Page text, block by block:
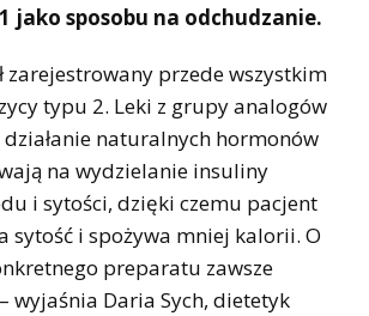
jako sposobu na odchudzanie.
zarejestrowany przede wszystkim
typu 2. Leki z grupy analogów
naturalnych hormonów
na wydzielanie insuliny
i sytości, dzięki czemu pacjent
sytość i spożywa mniej kalorii. O
preparatu zawsze
wyjaśnia Daria Sych, dietetyk